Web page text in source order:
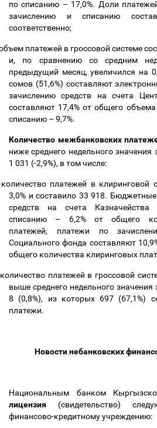
по списанию – 17,0%. Доли
зачислению и списанию
соответственно;
платежей в гроссовой системе
и, по сравнению со средним
предыдущий месяц, увеличился на
сомов (51,6%) составляют
зачислению средств на счета
составляют 17,4% от общего
списанию – 9,7%.
Количество межбанковских
ниже среднего недельного
1 031 (-2,9%), в том числе:
количество платежей в клиринговой
3,0% и составило 33 918.
средств на счета
списанию – 6,2% от общего
платежей; платежи по
Социального фонда составляют
общего количества клиринговых
количество платежей в гроссовой
выше среднего недельного
8 (0,8%), из которых 697 (67,1%)
платежи.
Новости небанковских
Национальным банком
лицензия (свидетельство)
финансово-кредитному учреждению: